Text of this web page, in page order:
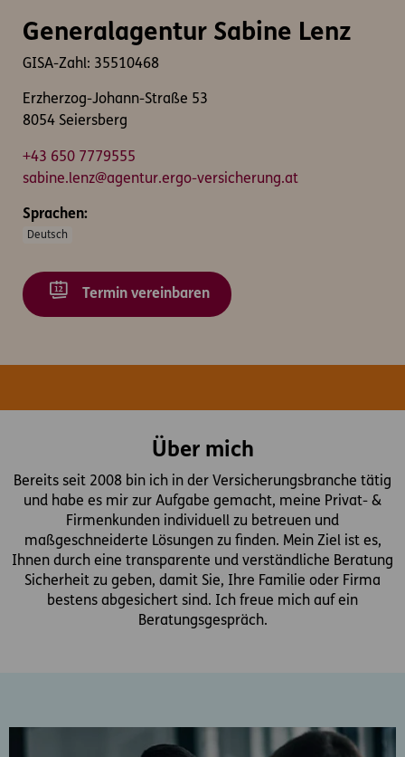
Generalagentur Sabine Lenz
GISA-Zahl: 35510468
Erzherzog-Johann-Straße 53
8054 Seiersberg
+43 650 7779555
sabine.lenz@agentur.ergo-versicherung.at
Sprachen:
Deutsch
Termin vereinbaren
Über mich
Bereits seit 2008 bin ich in der Versicherungsbranche tätig
und habe es mir zur Aufgabe gemacht, meine Privat- &
Firmenkunden individuell zu betreuen und
maßgeschneiderte Lösungen zu finden. Mein Ziel ist es,
Ihnen durch eine transparente und verständliche Beratung
Sicherheit zu geben, damit Sie, Ihre Familie oder Firma
bestens abgesichert sind. Ich freue mich auf ein
Beratungsgespräch.